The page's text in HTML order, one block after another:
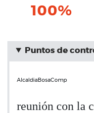
100%
Puntos de
AlcaldiaBosaComp
reunión con la